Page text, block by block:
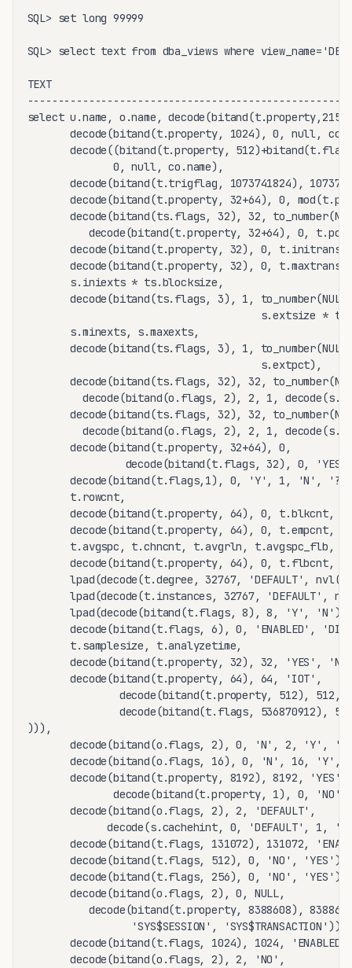
SQL> set long 99999
SQL> select text from dba_views where
TEXT
select u.name, o.name,
decode(bitand(t.property, 1024), 0, null,
decode((bitand(t.property,
              0, null, co.name),
decode(bitand(t.trigflag, 1073741824),
decode(bitand(t.property, 32+64), 0,
decode(bitand(ts.flags, 32), 32,
decode(bitand(t.property, 32+64), 0,
decode(bitand(t.property, 32), 0, t.initrans,
decode(bitand(t.property, 32), 0, t.maxtrans,
       s.iniexts * ts.blocksize,
decode(bitand(ts.flags, 3), 1,
s.extsize *
       s.minexts, s.maxexts,
decode(bitand(ts.flags, 3), 1,
                                      s.extpct),
decode(bitand(ts.flags, 32), 32,
decode(bitand(o.flags, 2), 2, 1,
decode(bitand(ts.flags, 32), 32,
decode(bitand(o.flags, 2), 2, 1,
       decode(bitand(t.property, 32+64), 0,
decode(bitand(t.flags, 32), 0,
decode(bitand(t.flags,1), 0, 'Y', 1, 'N',
       t.rowcnt,
decode(bitand(t.property, 64), 0, t.blkcnt,
decode(bitand(t.property, 64), 0, t.empcnt,
       t.avgspc, t.chncnt, t.avgrln, t.avgspc_flb,
decode(bitand(t.property, 64), 0, t.flbcnt,
lpad(decode(t.degree, 32767, 'DEFAULT',
lpad(decode(t.instances, 32767, 'DEFAULT',
lpad(decode(bitand(t.flags, 8), 8, 'Y',
decode(bitand(t.flags, 6), 0, 'ENABLED',
       t.samplesize, t.analyzetime,
decode(bitand(t.property, 32), 32, 'YES',
       decode(bitand(t.property, 64), 64, 'IOT',
decode(bitand(t.property, 512), 512,
decode(bitand(t.flags, 536870912),
))),
decode(bitand(o.flags, 2), 0, 'N', 2, 'Y',
decode(bitand(o.flags, 16), 0, 'N', 16, 'Y',
       decode(bitand(t.property, 8192), 8192, 'YES',
decode(bitand(t.property, 1), 0, 'NO',
       decode(bitand(o.flags, 2), 2, 'DEFAULT',
decode(s.cachehint, 0, 'DEFAULT', 1,
decode(bitand(t.flags, 131072), 131072,
       decode(bitand(t.flags, 512), 0, 'NO', 'YES'),
       decode(bitand(t.flags, 256), 0, 'NO', 'YES'),
       decode(bitand(o.flags, 2), 0, NULL,
decode(bitand(t.property, 8388608),
                 'SYS$SESSION', 'SYS$TRANSACTION')),
decode(bitand(t.flags, 1024), 1024,
       decode(bitand(o.flags, 2), 2, 'NO',